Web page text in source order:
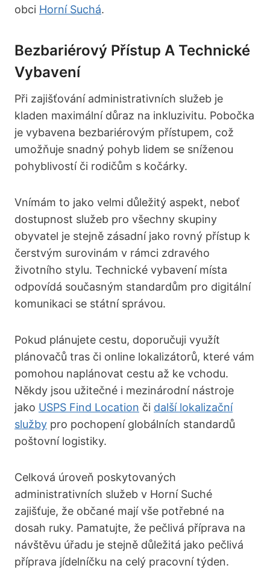
obci Horní Suchá.
Bezbariérový Přístup A Technické
Vybavení
Při zajišťování administrativních služeb je
kladen maximální důraz na inkluzivitu. Pobočka
je vybavena bezbariérovým přístupem, což
umožňuje snadný pohyb lidem se sníženou
pohyblivostí či rodičům s kočárky.
Vnímám to jako velmi důležitý aspekt, neboť
dostupnost služeb pro všechny skupiny
obyvatel je stejně zásadní jako rovný přístup k
čerstvým surovinám v rámci zdravého
životního stylu. Technické vybavení místa
odpovídá současným standardům pro digitální
komunikaci se státní správou.
Pokud plánujete cestu, doporučuji využít
plánovačů tras či online lokalizátorů, které vám
pomohou naplánovat cestu až ke vchodu.
Někdy jsou užitečné i mezinárodní nástroje
jako USPS Find Location či další lokalizační
služby pro pochopení globálních standardů
poštovní logistiky.
Celková úroveň poskytovaných
administrativních služeb v Horní Suché
zajišťuje, že občané mají vše potřebné na
dosah ruky. Pamatujte, že pečlivá příprava na
návštěvu úřadu je stejně důležitá jako pečlivá
příprava jídelníčku na celý pracovní týden.